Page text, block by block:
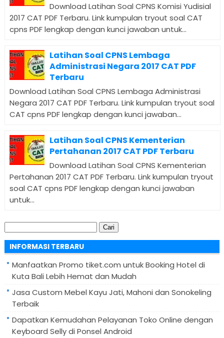
Download Latihan Soal CPNS Komisi Yudisial
2017 CAT PDF Terbaru. Link kumpulan tryout soal CAT
cpns PDF lengkap dengan kunci jawaban untuk...
Latihan Soal CPNS Lembaga
Administrasi Negara 2017 CAT PDF
Terbaru
Download Latihan Soal CPNS Lembaga Administrasi
Negara 2017 CAT PDF Terbaru. Link kumpulan tryout soal
CAT cpns PDF lengkap dengan kunci jawaban...
Latihan Soal CPNS Kementerian
Pertahanan 2017 CAT PDF Terbaru
Download Latihan Soal CPNS Kementerian
Pertahanan 2017 CAT PDF Terbaru. Link kumpulan tryout
soal CAT cpns PDF lengkap dengan kunci jawaban
untuk...
untuk:
INFORMASI TERBARU
Manfaatkan Promo tiket.com untuk Booking Hotel di
Kuta Bali Lebih Hemat dan Mudah
Jasa Custom Mebel Kayu Jati, Mahoni dan Sonokeling
Terbaik
Dapatkan Kemudahan Pelayanan Toko Online dengan
Keyboard Selly di Ponsel Android